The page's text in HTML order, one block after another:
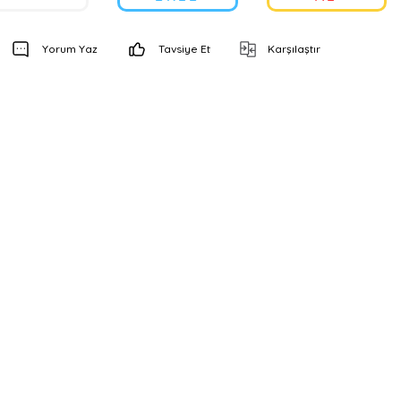
Yorum Yaz Tavsiye Et Karşılaştır